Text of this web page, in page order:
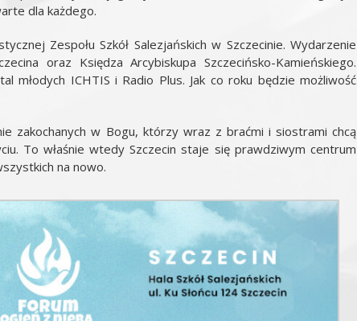
dla każdego.
Zespołu Szkół Salezjańskich w Szczecinie. Wydarzenie
oraz Księdza Arcybiskupa Szczecińsko-Kamieńskiego.
młodych ICHTIS i Radio Plus. Jak co roku będzie możliwość
zakochanych w Bogu, którzy wraz z braćmi i siostrami chcą
To właśnie wtedy Szczecin staje się prawdziwym centrum
na nowo.